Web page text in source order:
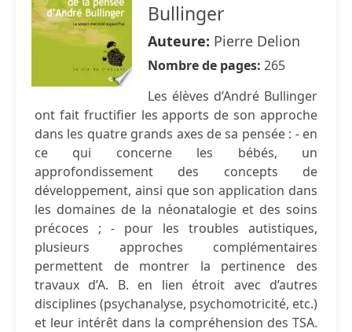
Bullinger
Auteure: Pierre Delion
Nombre de pages: 265
Les élèves d’André Bullinger
ont fait fructifier les apports de son approche
dans les quatre grands axes de sa pensée : - en
ce qui concerne les bébés, un
approfondissement des concepts de
développement, ainsi que son application dans
les domaines de la néonatalogie et des soins
précoces ; - pour les troubles autistiques,
plusieurs approches complémentaires
permettent de montrer la pertinence des
travaux d’A. B. en lien étroit avec d’autres
disciplines (psychanalyse, psychomotricité, etc.)
et leur intérêt dans la compréhension des TSA.